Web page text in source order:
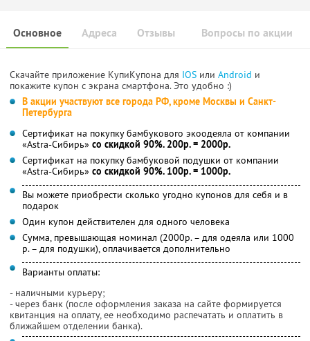
Основное Отзывы Вопросы по акции
Адреса
Скачайте приложение КупиКупона для IOS или Android и
покажите купон с экрана смартфона. Это удобно :)
В акции участвуют все города РФ, кроме Москвы и Санкт-
Петербурга
Сертификат на покупку бамбукового экоодеяла от компании
«Astra-Cибирь» со скидкой 90%. 200р. = 2000р.
Сертификат на покупку бамбуковой подушки от компании
«Astra-Cибирь» со скидкой 90%. 100р. = 1000р.
Вы можете приобрести сколько угодно купонов для себя и в
подарок
Один купон действителен для одного человека
Сумма, превышающая номинал (2000р. – для одеяла или 1000
р. – для подушки), оплачивается дополнительно
Варианты оплаты:
- наличными курьеру;
- через банк (после оформления заказа на сайте формируется
квитанция на оплату, ее необходимо распечатать и оплатить в
ближайшем отделении банка).